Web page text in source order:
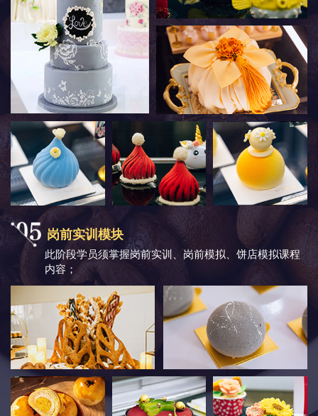
岗前实训模块
此阶段学员须掌握岗前实训、岗前模拟、饼店模拟课程
内容；